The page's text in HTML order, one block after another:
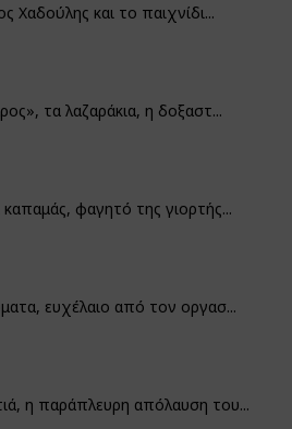
Χαδούλης και το παιχνίδι...
τα λαζαράκια, η δοξαστ...
καπαμάς, φαγητό της γιορτής...
ευχέλαιο από τον οργασ...
η παράπλευρη απόλαυση του...